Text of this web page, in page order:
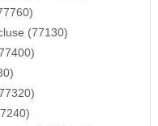
(77130)